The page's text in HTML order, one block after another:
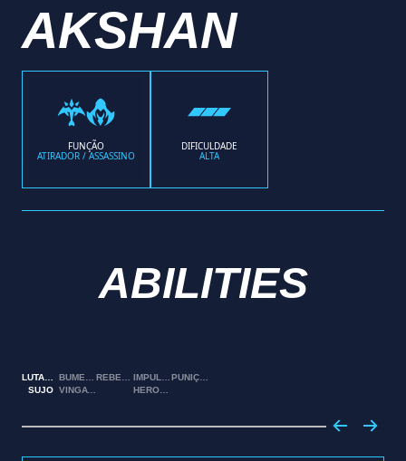
AKSHAN
FUNÇÃO
ATIRADOR / ASSASSINO
DIFICULDADE
ALTA
ABILITIES
LUTANDO
SUJO
BUMERANGUE
VINGATIVO
IMPULSO
PUNIÇÃO